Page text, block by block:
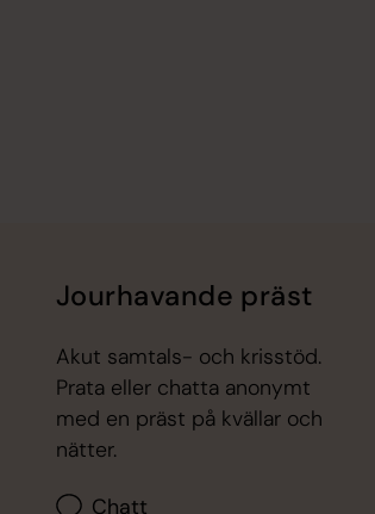
Jourhavande präst
Akut samtals- och krisstöd.
Prata eller chatta anonymt
med en präst på kvällar och
nätter.
Chatt